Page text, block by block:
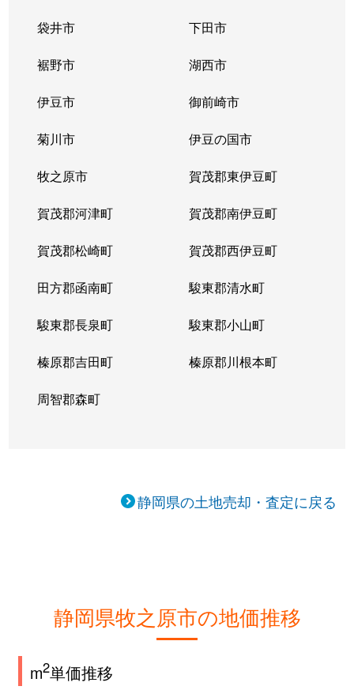
袋井市 下田市
裾野市 湖西市
伊豆市 御前崎市
菊川市 伊豆の国市
牧之原市 賀茂郡東伊豆町
賀茂郡河津町 賀茂郡南伊豆町
賀茂郡松崎町 賀茂郡西伊豆町
田方郡函南町 駿東郡清水町
駿東郡長泉町 駿東郡小山町
榛原郡吉田町 榛原郡川根本町
周智郡森町
静岡県の土地売却・査定に戻る
静岡県牧之原市の地価推移
m2単価推移